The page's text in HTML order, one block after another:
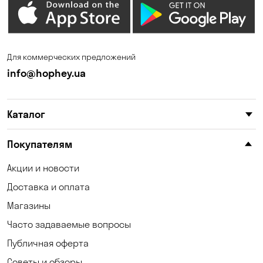
Елизаветовка Зазимье
Калиновка
Киев
Княжичи
Котовка
Кременчуг
Для коммерческих предложений
info@hophey.ua
Каталог
Покупателям
Акции и новости
Доставка и оплата
Магазины
Часто задаваемые вопросы
Публичная оферта